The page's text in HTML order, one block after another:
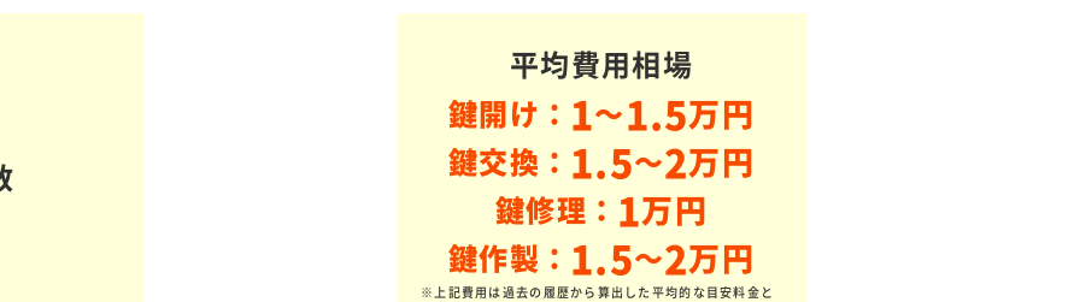
平均費用相場
鍵開け： 1～1.5万円
鍵交換： 1.5～2万円
鍵修理： 1万円
鍵作製： 1.5～2万円
※上記費用は過去の履歴から算出した平均的な目安料金と